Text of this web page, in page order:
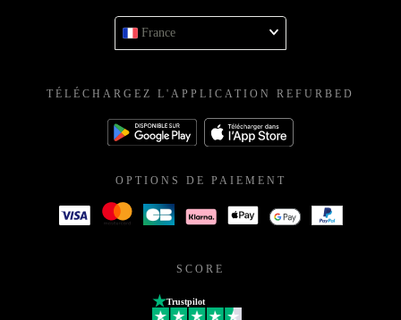
France
TÉLÉCHARGEZ L'APPLICATION REFURBED
OPTIONS DE PAIEMENT
SCORE
Trustpilot